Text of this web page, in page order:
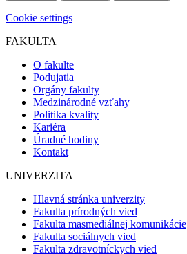
Cookie settings
FAKULTA
O fakulte
Podujatia
Orgány fakulty
Medzinárodné vzťahy
Politika kvality
Kariéra
Úradné hodiny
Kontakt
UNIVERZITA
Hlavná stránka univerzity
Fakulta prírodných vied
Fakulta masmediálnej komunikácie
Fakulta sociálnych vied
Fakulta zdravotníckych vied